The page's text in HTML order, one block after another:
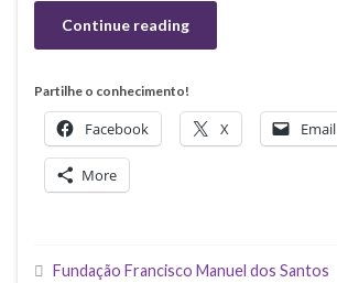
Continue reading
Partilhe o conhecimento!
Facebook X Email
More
Fundação Francisco Manuel dos Santos